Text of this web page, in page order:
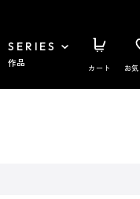
SERIES
作品 カート お